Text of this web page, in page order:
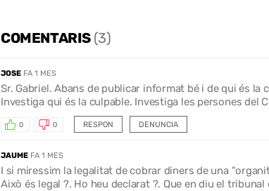
COMENTARIS (3)
JOSE FA 1 MES
Sr. Gabriel. Abans de publicar informat bé i de qui és la
Investiga qui és la culpable. Investiga les persones del
RESPON
0 0 DENUNCIA
JAUME FA 1 MES
I si miressim la legalitat de cobrar diners de una
Això és legal ?. Ho heu declarat ?. Que en diu el